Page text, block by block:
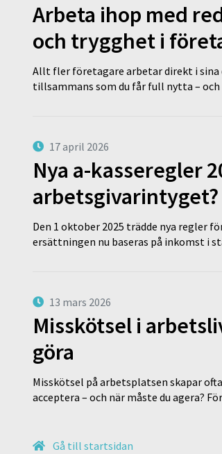
Arbeta ihop med
och trygghet i
Allt fler företagare arbetar direkt i sina
tillsammans som du får full nytta –
17 april 2026
Nya a-kasseregler
arbetsgivarintyget?
Den 1 oktober 2025 trädde nya regler
ersättningen nu baseras på inkomst i
13 mars 2026
Misskötsel i
göra
Misskötsel på arbetsplatsen skapar
acceptera – och när måste du agera?
Gå till startsidan